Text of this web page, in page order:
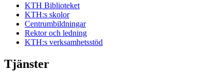
KTH Biblioteket
KTH:s skolor
Centrumbildningar
Rektor och ledning
KTH:s verksamhetsstöd
Tjänster